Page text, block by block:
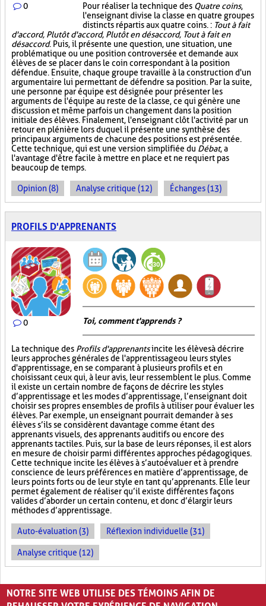
0 Pour réaliser la technique des Quatre coins,
l'enseignant divise la classe en quatre groupes
distincts répartis aux quatre coins. : Tout à fait
d'accord, Plutôt d'accord, Plutôt en désaccord, Tout à fait en
désaccord. Puis, il présente une question, une situation, une
problématique ou une position controversée et demande aux
élèves de se placer dans le coin correspondant à la position
défendue. Ensuite, chaque groupe travaille à la construction d'un
argumentaire lui permettant de défendre sa position. Par la suite,
une personne par équipe est désignée pour présenter les
arguments de l'équipe au reste de la classe, ce qui génère une
discussion et même parfois un changement dans la position
initiale des élèves. Finalement, l'enseignant clôt l'activité par un
retour en plénière lors duquel il présente une synthèse des
principaux arguments de chacune des positions est présentée.
Cette technique, qui est une version simplifiée du Débat, a
l'avantage d'être facile à mettre en place et ne requiert pas
beaucoup de temps.
Opinion (8) Analyse critique (12) Échanges (13)
PROFILS D'APPRENANTS
0 Toi, comment t'apprends ?
La technique des Profils d'apprenantsincite les élèves à décrire
leurs approches générales de l'apprentissage ou leurs styles
d'apprentissage, en se comparant à plusieurs profils et en
choisissant ceux qui, à leur avis, leur ressemblent le plus. Comme
il existe un certain nombre de façons de décrire les styles
d’apprentissage et les modes d’apprentissage, l’enseignant doit
choisir ses propres ensembles de profils à utiliser pour évaluer les
élèves. Par exemple, un enseignant pourrait demander à ses
élèves s’ils se considèrent davantage comme étant des
apprenants visuels, des apprenants auditifs ou encore des
apprenants tactiles. Puis, sur la base de leurs réponses, il est alors
en mesure de choisir parmi différentes approches pédagogiques.
Cette technique incite les élèves à s’autoévaluer et à prendre
conscience de leurs préférences en matière d’apprentissage, de
leurs points forts ou de leur style en tant qu’apprenants. Elle leur
permet également de réaliser qu’il existe différentes façons
valides d’aborder un certain contenu, et donc d’élargir leurs
méthodes d’apprentissage.
Auto-évaluation (3) Réflexion individuelle (31)
Analyse critique (12)
PAGES
« ‹ 1 2 3
NOTRE SITE WEB UTILISE DES TÉMOINS AFIN DE